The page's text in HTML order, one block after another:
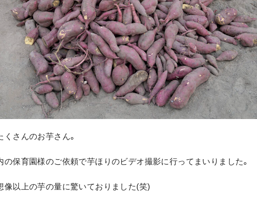
さんのお芋さん。
の保育園様のご依頼で芋ほりのビデオ撮影に行ってまいりました。
像以上の芋の量に驚いておりました(笑)